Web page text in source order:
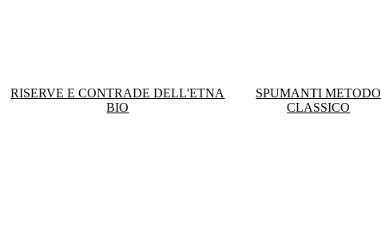
RISERVE E CONTRADE DELL'ETNA
BIO
SPUMANTI METODO
CLASSICO